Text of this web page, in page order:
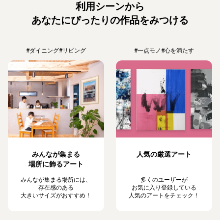
利用シーンから
あなたにぴったりの作品をみつける
#ダイニング#リビング
みんなが集まる
場所に飾るアート
みんなが集まる場所には、
存在感のある
大きいサイズがおすすめ！
#一点モノ#心を満たす
人気の厳選アート
多くのユーザーが
お気に入り登録している
人気のアートをチェック！